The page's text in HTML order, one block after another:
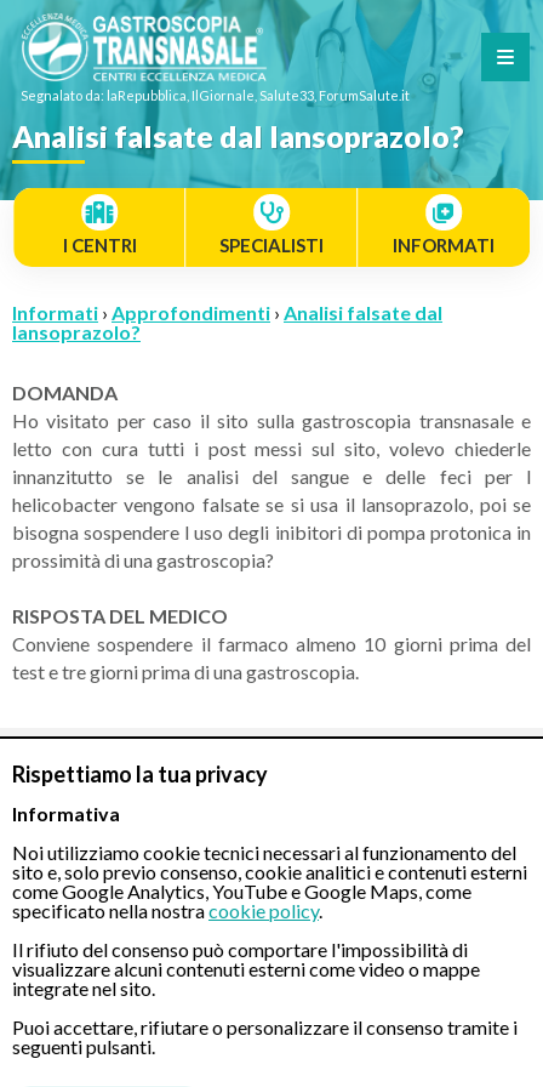
Rispettiamo la tua privacy
Informativa
Noi utilizziamo cookie tecnici necessari al funzionamento del
sito e, solo previo consenso, cookie analitici e contenuti esterni
come Google Analytics, YouTube e Google Maps, come
specificato nella nostracookie policy.
Il rifiuto del consenso può comportare l'impossibilità di
visualizzare alcuni contenuti esterni come video o mappe
integrate nel sito.
Puoi accettare, rifiutare o personalizzare il consenso tramite i
seguenti pulsanti.
Segnalato da: laRepubblica, IlGiornale, Salute33, ForumSalute.it
Analisi falsate dal lansoprazolo?
I CENTRI SPECIALISTI INFORMATI
Informati › Approfondimenti › Analisi falsate dal
lansoprazolo?
DOMANDA
Ho visitato per caso il sito sulla gastroscopia transnasale e
letto con cura tutti i post messi sul sito, volevo chiederle
innanzitutto se le analisi del sangue e delle feci per l
helicobacter vengono falsate se si usa il lansoprazolo, poi se
bisogna sospendere l uso degli inibitori di pompa protonica in
prossimità di una gastroscopia?
RISPOSTA DEL MEDICO
Conviene sospendere il farmaco almeno 10 giorni prima del
test e tre giorni prima di una gastroscopia.
CONTATTI
Chiamaci
Servizio disponibile dal Lunedì al Sabato dalle ore 9:00 alle ore 18:00.
Fatti richiamare